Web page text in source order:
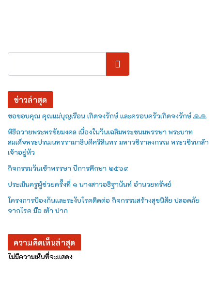
ค้นหา
ข่าวล่าสุด
ขอขอบคุณ คุณแม่บุญเรือน เกิดจงรักษ์ และครอบครัวเกิดจงรักษ์ 🙏🙏
พิธีถวายพระพรชัยมงคล เนื่องในวันเฉลิมพระชนมพรรษา พระบาท
สมเด็จพระปรเมนทรรามาธิบดีศรีสินทร มหาวชิราลงกรณ พระวชิรเกล้า
เจ้าอยู่หัว
กิจกรรมวันเข้าพรรษา ปีการศึกษา ๒๕๖๙
ประเมินครูผู้ช่วยครั้งที่ ๑ นางสาวอธิฐานันท์ อำนวยทรัพย์
โครงการป้องกันและระงับโรคติดต่อ กิจกรรมสร้างสุขนิสัย ปลอดภัย
จากโรค มือ เท้า ปาก
ความคิดเห็นล่าสุด
ไม่มีความเห็นที่จะแสดง